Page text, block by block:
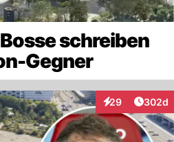
schreiben
Gegner
29
Interaktionen
302d